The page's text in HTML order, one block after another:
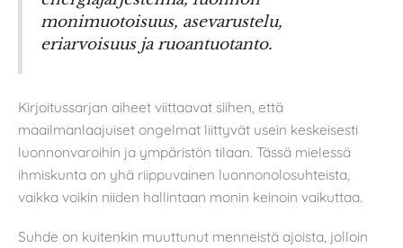
monimuotoisuus, asevarustelu,
eriarvoisuus ja ruoantuotanto.
Kirjoitussarjan aiheet viittaavat siihen, että
maailmanlaajuiset ongelmat liittyvät usein keskeisesti
luonnonvaroihin ja ympäristön tilaan. Tässä mielessä
ihmiskunta on yhä riippuvainen luonnonolosuhteista,
vaikka voikin niiden hallintaan monin keinoin vaikuttaa.
Suhde on kuitenkin muuttunut menneistä ajoista, jolloin